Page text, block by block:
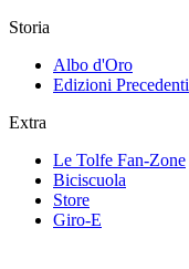
Storia
Albo d'Oro
Edizioni Precedenti
Extra
Le Tolfe Fan-Zone
Biciscuola
Store
Giro-E